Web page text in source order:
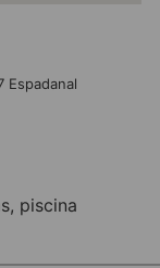
Espadanal
, piscina